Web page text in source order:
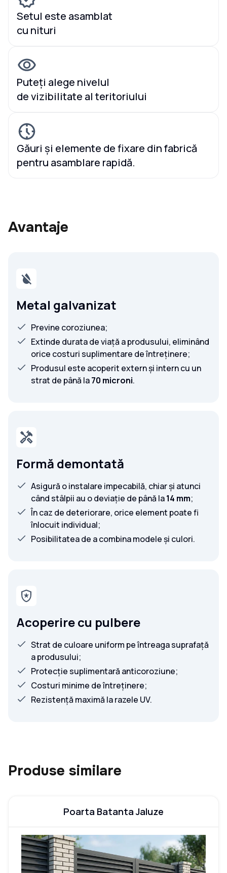
Setul este asamblat
cu nituri
Puteți alege nivelul
de vizibilitate al teritoriului
Găuri și elemente de fixare din fabrică
pentru asamblare rapidă.
Avantaje
Metal galvanizat
Previne coroziunea;
Extinde durata de viață a produsului, eliminând
orice costuri suplimentare de întreținere;
Produsul este acoperit extern și intern cu un
strat de până la70 microni.
Formă demontată
Asigură o instalare impecabilă, chiar și atunci
când stâlpii au o deviație de până la14 mm;
În caz de deteriorare, orice element poate fi
înlocuit individual;
Posibilitatea de a combina modele și culori.
Acoperire cu pulbere
Strat de culoare uniform pe întreaga suprafață
a produsului;
Protecție suplimentară anticoroziune;
Costuri minime de întreținere;
Rezistență maximă la razele UV.
Produse similare
Poarta Batanta Jaluze